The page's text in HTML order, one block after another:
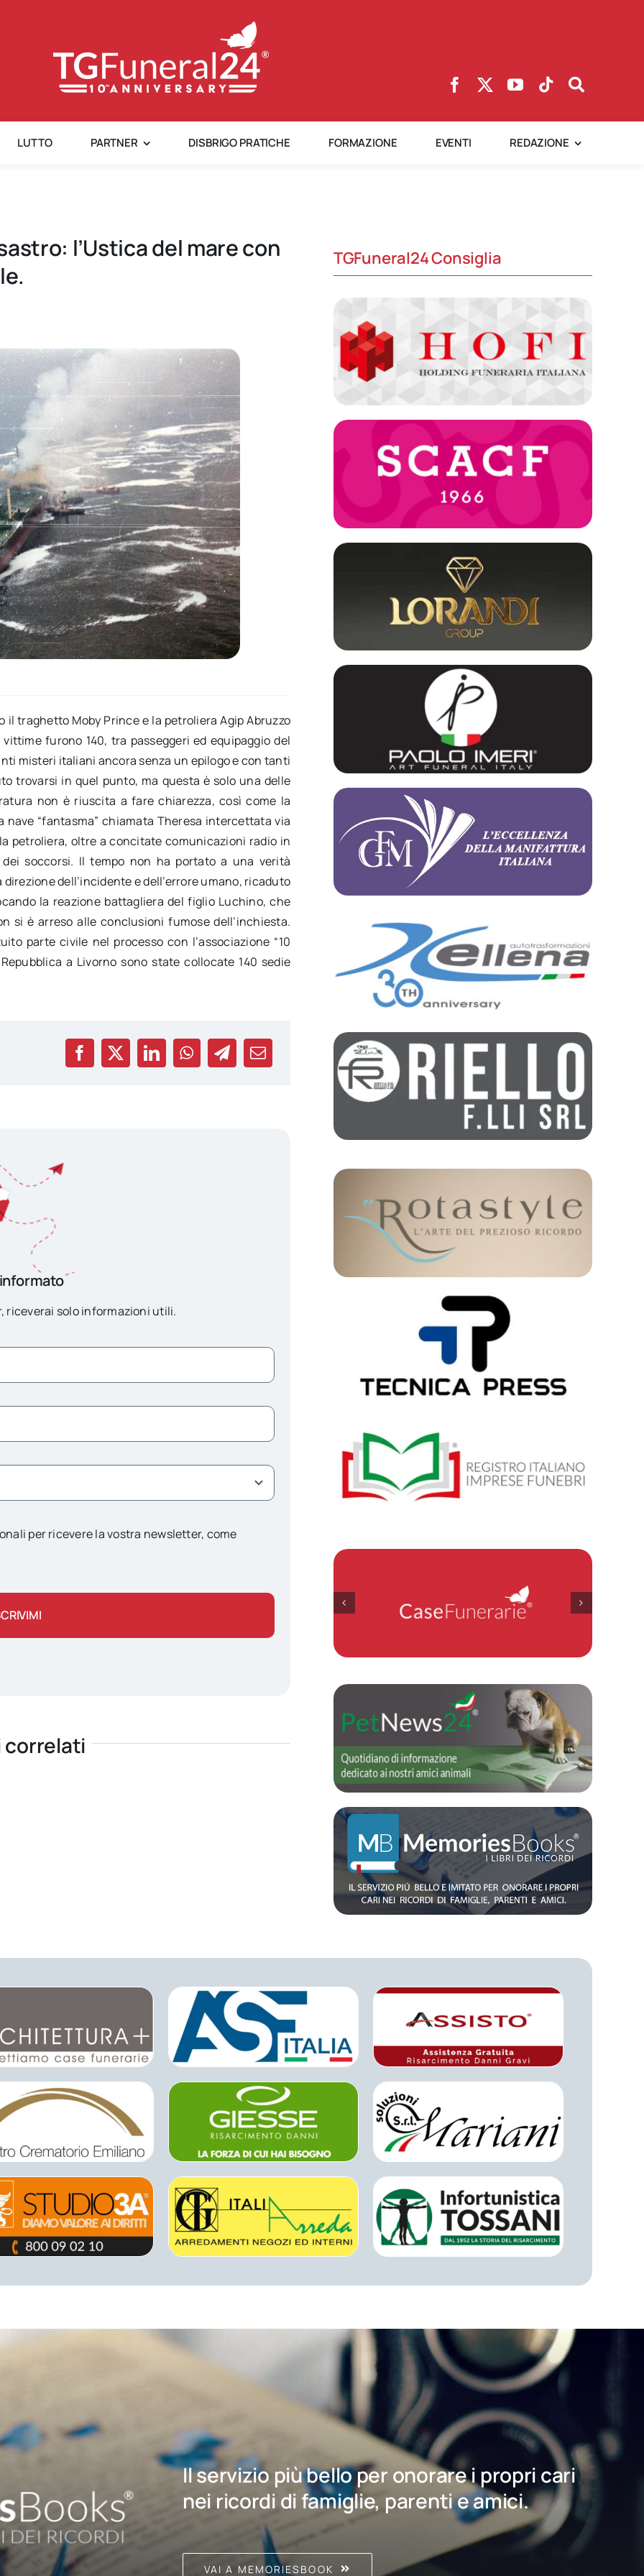
LUTTO PARTNER DISBRIGO PRATICHE FORMAZIONE EVENTI REDAZIONE
l’Ustica del mare con
il traghetto Moby Prince e la petroliera Agip Abruzzo
furono 140, tra passeggeri ed equipaggio del
misteri italiani ancora senza un epilogo e con tanti
trovarsi in quel punto, ma questa è solo una delle
non è riuscita a fare chiarezza, così come la
“fantasma” chiamata Theresa intercettata via
petroliera, oltre a concitate comunicazioni radio in
soccorsi. Il tempo non ha portato a una verità
dell’incidente e dell’errore umano, ricaduto
la reazione battagliera del figlio Luchino, che
si è arreso alle conclusioni fumose dell’inchiesta.
parte civile nel processo con l’associazione “10
a Livorno sono state collocate 140 sedie
riceverai solo informazioni utili.
per ricevere la vostra newsletter, come
correlati
TGFuneral24 Consiglia
Il servizio più bello per onorare i propri cari
nei ricordi di famiglie, parenti e amici.
VAI A MEMORIESBOOK